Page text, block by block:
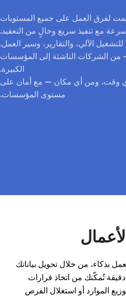
لفرق العمل على جميع المستويات
مع تنفيذ سريع وخالٍ من التعقيد.
الآلي، والتقارير، وسير العمل.
من الشركات الناشئة إلى المؤسسات
الكبيرة.
وقت، ومن أي مكان — مع أمان على
مستوى المؤسسات.
بذكاء، من خلال تحويل بياناتك
دقيقة تُمكّنك من اتخاذ قرارات
الموارد أو استغلال الفرص